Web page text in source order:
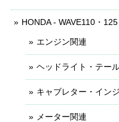
HONDA - WAVE110・
エンジン関連
ヘッドライト・テー
キャブレター・イン
メーター関連